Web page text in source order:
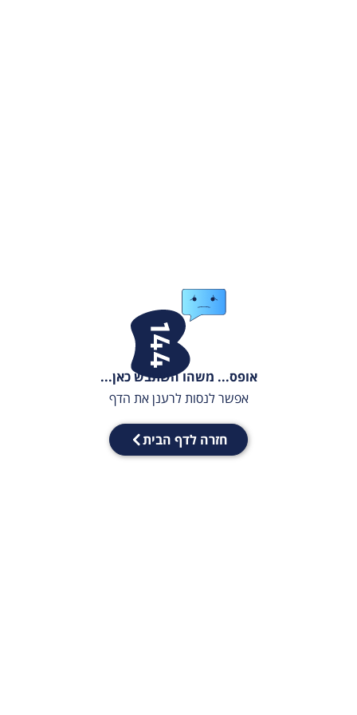
אופס... משהו השתבש כאן...
אפשר לנסות לרענן את הדף
חזרה לדף הבית